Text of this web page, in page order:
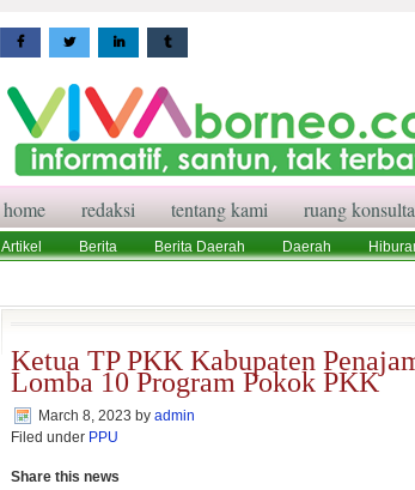
home redaksi tentang kami ruang
Artikel Berita Berita Daerah Daerah
Ketua TP PKK Kabupaten
Lomba 10 Program Pokok PKK
March 8, 2023 by admin
Filed under PPU
Share this news